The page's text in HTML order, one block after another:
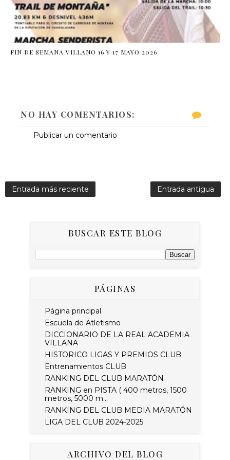
FIN DE SEMANA VILLANO 16 Y 17 MAYO 2026
NO HAY COMENTARIOS:
Publicar un comentario
Entrada más reciente Entrada antigua
BUSCAR ESTE BLOG
PÁGINAS
Página principal
Escuela de Atletismo
DICCIONARIO DE LA REAL ACADEMIA
VILLANA
HISTORICO LIGAS Y PREMIOS CLUB
Entrenamientos CLUB
RANKING DEL CLUB MARATÓN
RANKING en PISTA ( 400 metros, 1500
metros, 5000 m...
RANKING DEL CLUB MEDIA MARATÓN
LIGA DEL CLUB 2024-2025
ARCHIVO DEL BLOG